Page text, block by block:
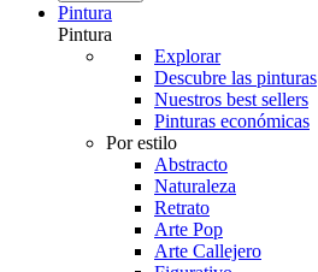
Pintura
Pintura
Explorar
Descubre las pinturas
Nuestros best sellers
Pinturas económicas
Por estilo
Abstracto
Naturaleza
Retrato
Arte Pop
Arte Callejero